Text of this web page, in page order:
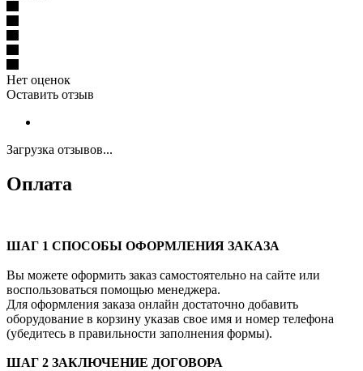
Нет оценок
Оставить отзыв
Загрузка отзывов...
Оплата
ШАГ 1 СПОСОБЫ ОФОРМЛЕНИЯ ЗАКАЗА
Вы можете оформить заказ самостоятельно на сайте или
воспользоваться помощью менеджера.
Для оформления заказа онлайн достаточно добавить
оборудование в корзину указав свое имя и номер телефона
(убедитесь в правильности заполнения формы).
ШАГ 2 ЗАКЛЮЧЕНИЕ ДОГОВОРА